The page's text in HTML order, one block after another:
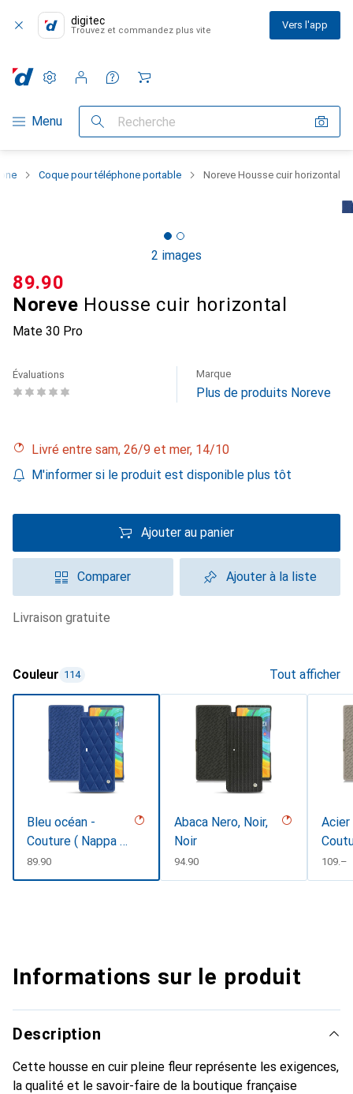
digitec
Trouvez et commandez plus vite Vers l'app
Navigation par catégorie
Menu Recherche
Paramètres
Compte client
Listes de comparaison
Listes d'envies
Panier
Coque pour téléphone portable Noreve Housse cuir horizontal
2 images
Noreve Housse cuir horizontal
Mate 30 Pro
CHF
89.90
Évaluations Marque
Plus de produits Noreve
Livré entre sam, 26/9 et mer, 14/10
M'informer si le produit est disponible plus tôt
Ajouter au panier
Comparer Ajouter à la liste
livraison gratuite
Couleur 114 Tout afficher
Bleu océan -
Couture ( Nappa -
Pantone
#15458a)
CHF
89.90
Abaca Nero, Noir,
Noir
CHF
94.90 CHF
109.–
Informations sur le produit
Description
Cette housse en cuir pleine fleur représente les exigences,
la qualité et le savoir-faire de la boutique française